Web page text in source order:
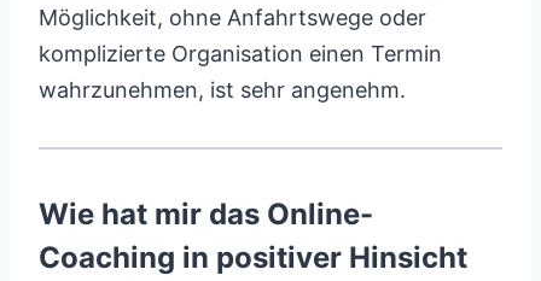
Möglichkeit, ohne Anfahrtswege oder
komplizierte Organisation einen Termin
wahrzunehmen, ist sehr angenehm.
Wie hat mir das Online-
Coaching in positiver Hinsicht